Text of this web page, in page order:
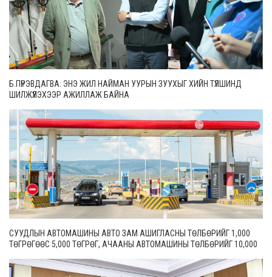
Б.ПҮРЭВДАГВА: ЭНЭ ЖИЛ НАЙМАН УУРЫН ЗУУХЫГ ХИЙН ТҮЛШИНД
ШИЛЖҮҮЛЭХЭЭР АЖИЛЛАЖ БАЙНА
СУУДЛЫН АВТОМАШИНЫ АВТО ЗАМ АШИГЛАСНЫ ТӨЛБӨРИЙГ 1,000
ТӨГРӨГӨӨС 5,000 ТӨГРӨГ, АЧААНЫ АВТОМАШИНЫ ТӨЛБӨРИЙГ 10,000